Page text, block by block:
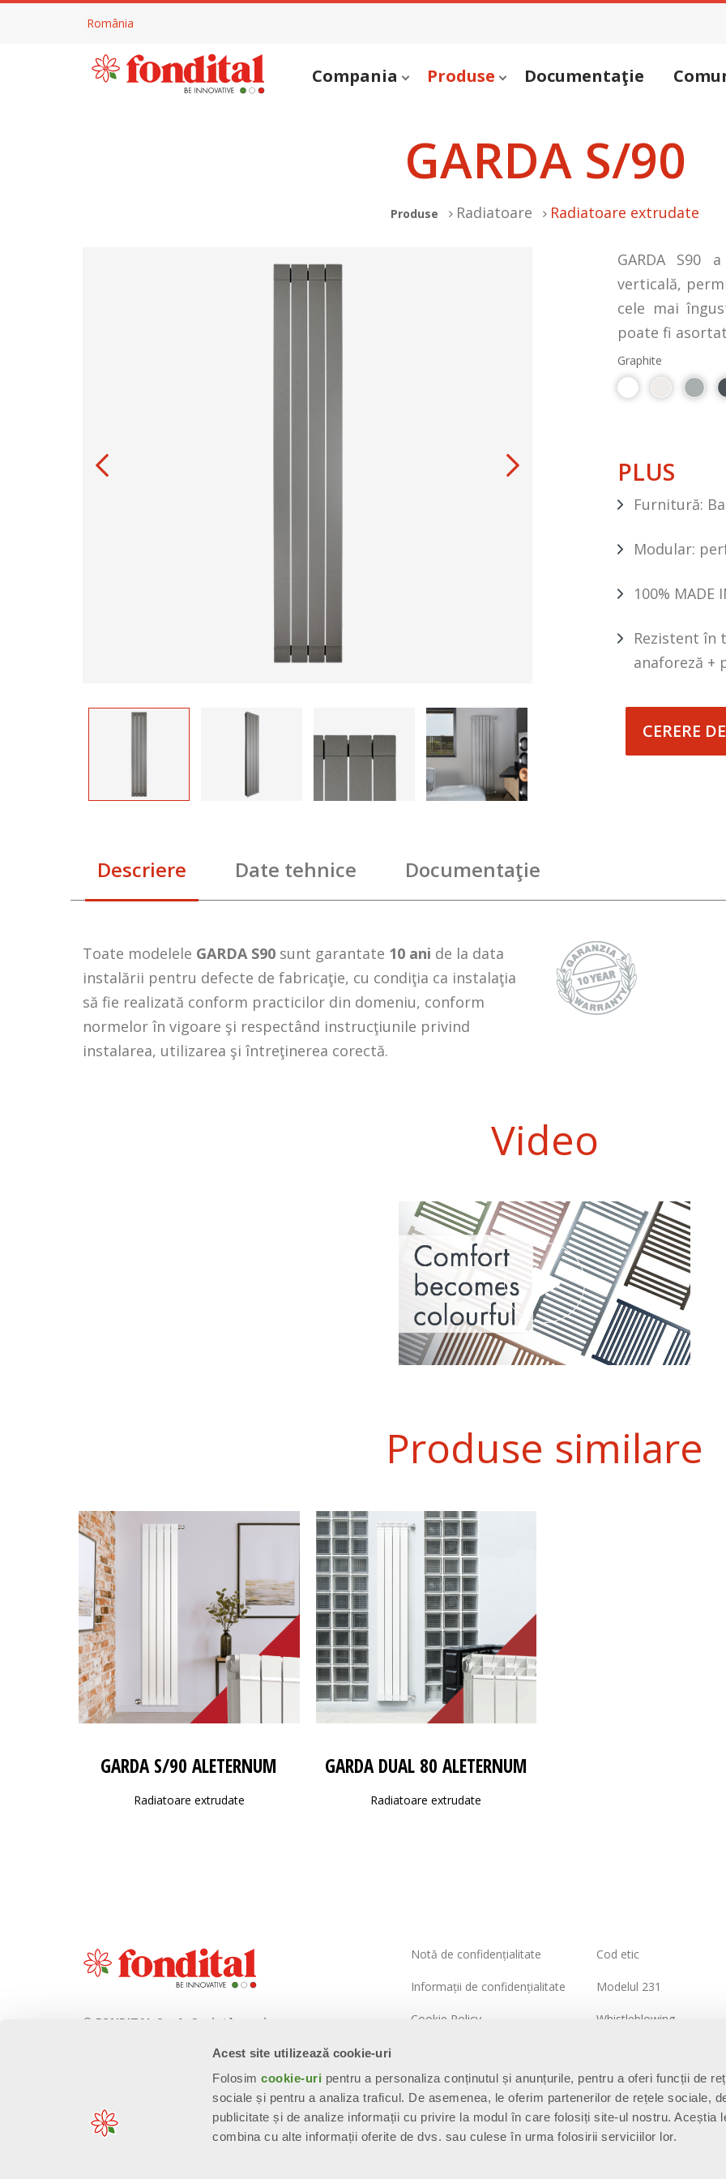
Acest site utilizează cookie-uri
Folosimcookie-uri pentru a personaliza conținutul și anunțurile, pentru a oferi funcții de
sociale și pentru a analiza traficul. De asemenea, le oferim partenerilor de rețele sociale,
publicitate și de analize informații cu privire la modul în care folosiți site-ul nostru. Aceștia
combina cu alte informații oferite de dvs. sau culese în urma folosirii serviciilor lor.
România
Compania Produse Documentaţie
GARDA S/90
Produse Radiatoare Radiatoare extrudate
GARDA S90
verticală,
cele mai
poate fi
Graphite
PLUS
Furnitură:
Modular:
100% MADE
Rezistent în
anaforeză +
CERERE
Descriere Date tehnice Documentaţie
Toate modelele GARDA S90 sunt garantate 10 ani de la data
instalării pentru defecte de fabricaţie, cu condiţia ca instalaţia
să fie realizată conform practicilor din domeniu, conform
normelor în vigoare şi respectând instrucţiunile privind
instalarea, utilizarea şi întreţinerea corectă.
Video
Produse similare
GARDA S/90 ALETERNUM
Radiatoare extrudate
GARDA DUAL 80 ALETERNUM
Radiatoare extrudate
© FONDITAL S.p.A. Società a unico
Sede Legale e Amministrativa
Via Cerreto, 40 - 25079 VOBARNO
Notă de confidențialitate
Informații de confidențialitate
Cookie Policy
Harta site-ului
Cod etic
Modelul 231
Whistleblowing